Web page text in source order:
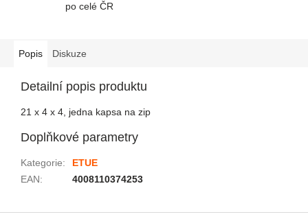
po celé ČR
Popis Diskuze
Detailní popis produktu
21 x 4 x 4, jedna kapsa na zip
Doplňkové parametry
Kategorie:
ETUE
EAN: 4008110374253